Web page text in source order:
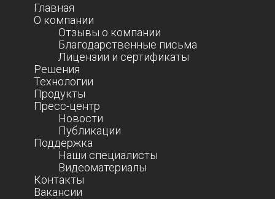
Главная
О компании
Отзывы о компании
Благодарственные письма
Лицензии и сертификаты
Решения
Технологии
Продукты
Пресс-центр
Новости
Публикации
Поддержка
Наши специалисты
Видеоматериалы
Контакты
Вакансии